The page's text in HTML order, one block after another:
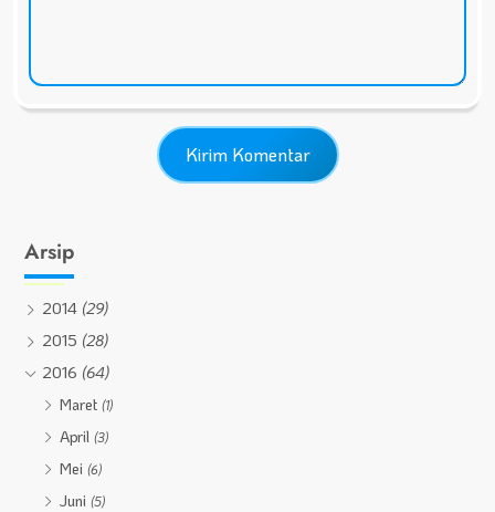
Arsip
2014 (29)
2015 (28)
2016 (64)
Maret(1)
April(3)
Mei(6)
Juni(5)